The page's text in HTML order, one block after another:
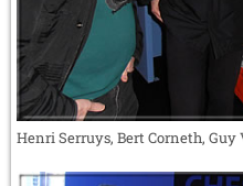
Henri Serruys, Bert Corneth,